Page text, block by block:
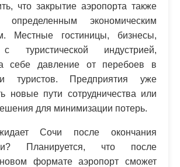
что закрытие аэропорта также
экономическим
Местные гостиницы, бизнесы,
туристической индустрией,
себе давление от перебоев в
туристов. Предприятия уже
новые пути сотрудничества или
для минимизации потерь.
Сочи после окончания
Планируется, что после
формате аэропорт сможет